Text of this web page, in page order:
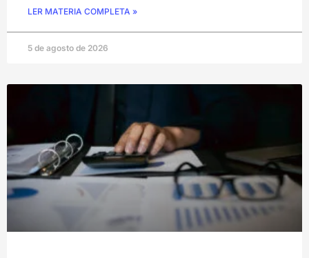
LER MATERIA COMPLETA »
5 de agosto de 2026